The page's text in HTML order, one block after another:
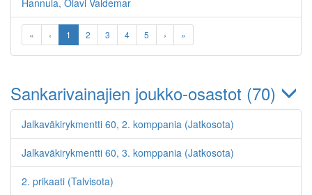
Hannula, Olavi Valdemar
« ‹ 1 2 3 4 5 › »
Sankarivainajien joukko-osastot (70)
Jalkaväkirykmentti 60, 2. komppania (Jatkosota)
Jalkaväkirykmentti 60, 3. komppania (Jatkosota)
2. prikaati (Talvisota)